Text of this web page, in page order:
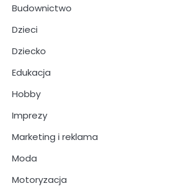
Budownictwo
Dzieci
Dziecko
Edukacja
Hobby
Imprezy
Marketing i reklama
Moda
Motoryzacja